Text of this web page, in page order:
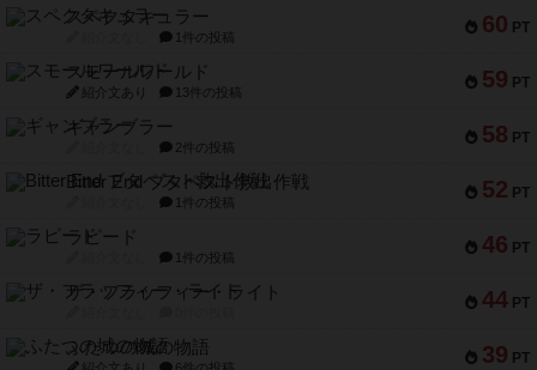
60 PT
スペクタキュラー
1件の投稿
59 PT
スモールワールド
紹介文あり 13件の投稿
58 PT
ギャンブラー
2件の投稿
52 PT
Bitter End ブタペスト救出作戦
1件の投稿
46 PT
ラピード
1件の投稿
44 PT
ザ・フラッフィー・ライト
39 PT
ふたつの城の物語